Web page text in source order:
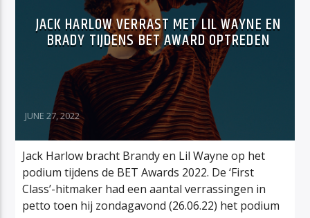
JACK HARLOW VERRAST MET LIL WAYNE EN
BRADY TIJDENS BET AWARD OPTREDEN
JUNE 27, 2022
Jack Harlow bracht Brandy en Lil Wayne op het
podium tijdens de BET Awards 2022. De ‘First
Class’-hitmaker had een aantal verrassingen in
petto toen hij zondagavond (26.06.22) het podium